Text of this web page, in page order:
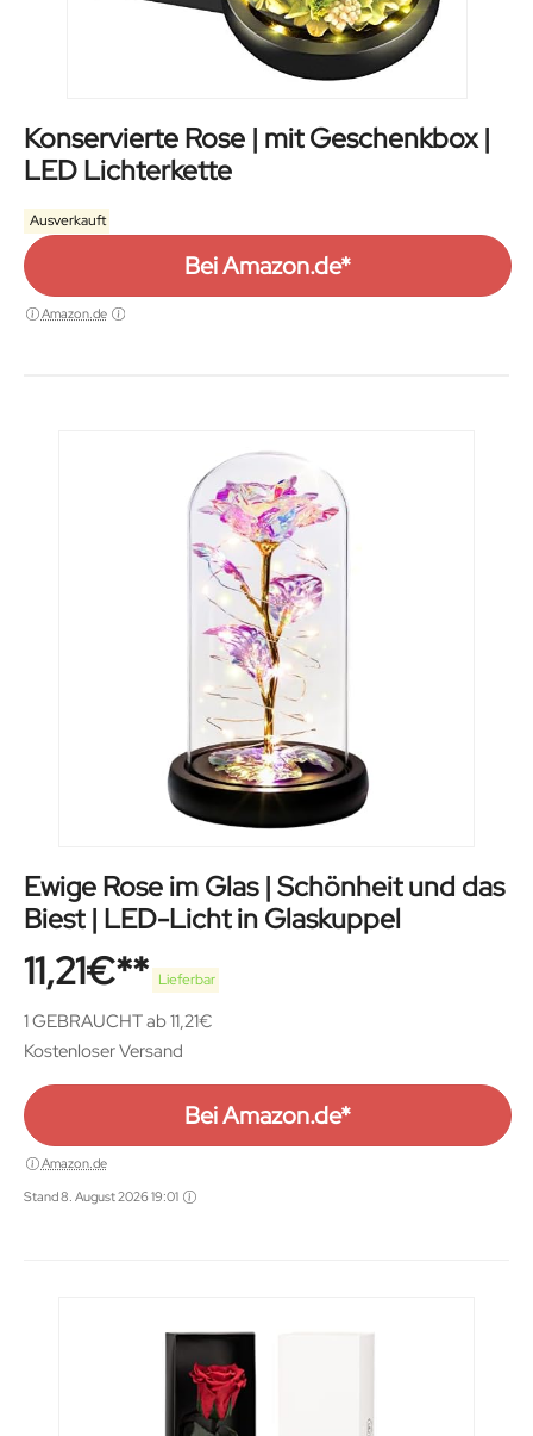
Konservierte Rose | mit Geschenkbox |
LED Lichterkette
Ausverkauft
Bei Amazon.de*
Amazon.de
Ewige Rose im Glas | Schönheit und das
Biest | LED-Licht in Glaskuppel
11,21€ Lieferbar
1 GEBRAUCHT ab 11,21€
Kostenloser Versand
Bei Amazon.de*
Amazon.de
Stand 8. August 2026 19:01